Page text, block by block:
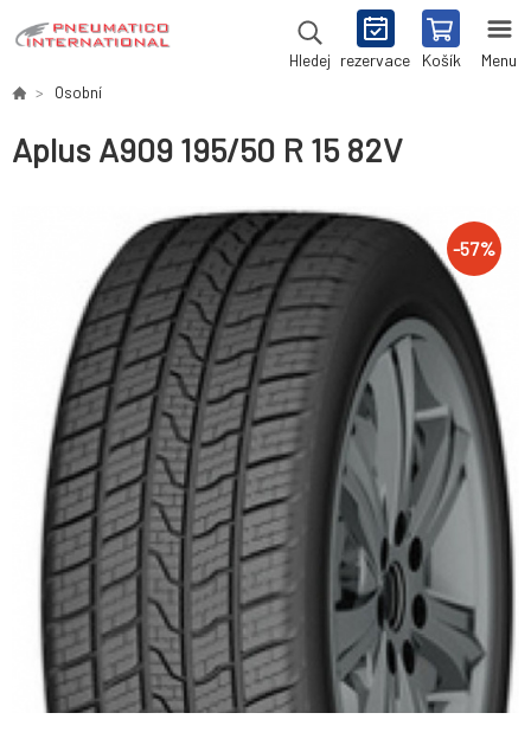
Hledej rezervace Košík Menu
Osobní
Aplus A909 195/50 R 15 82V
-57%